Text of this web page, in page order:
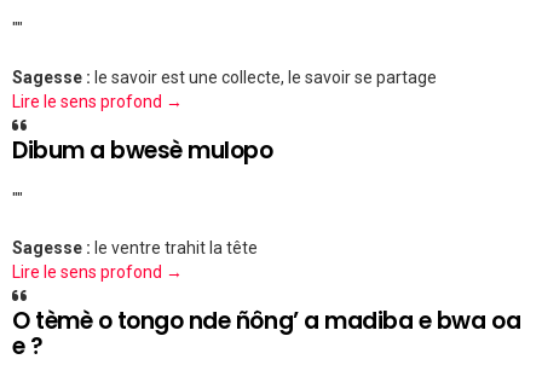
""
Sagesse : le savoir est une collecte, le savoir se partage
Lire le sens profond →
Dibum a bwesè mulopo
""
Sagesse : le ventre trahit la tête
Lire le sens profond →
O tèmè o tongo nde ñông’ a madiba e bwa oa
e ?